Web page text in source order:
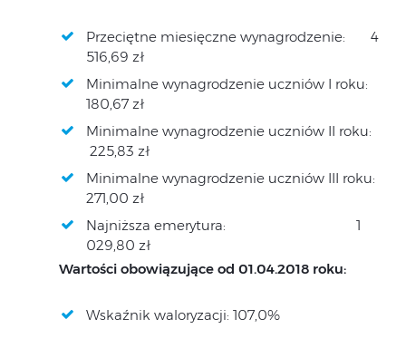
Przeciętne miesięczne wynagrodzenie: 4
516,69 zł
Minimalne wynagrodzenie uczniów I roku:
180,67 zł
Minimalne wynagrodzenie uczniów II roku:
225,83 zł
Minimalne wynagrodzenie uczniów III roku:
271,00 zł
Najniższa emerytura: 1
029,80 zł
Wartości obowiązujące od 01.04.2018 roku:
Wskaźnik waloryzacji: 107,0%